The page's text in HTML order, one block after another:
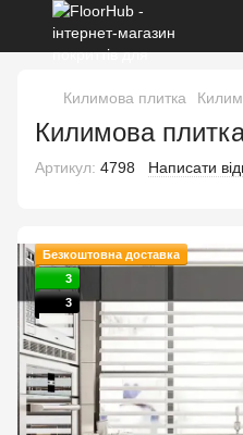
Килимова плитка
Килимова
Артикул: 4798 Написати
Безкоштовна доставка
3
3